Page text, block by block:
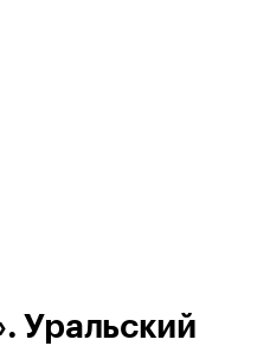
Уральский